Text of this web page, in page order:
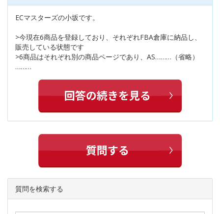
ECマスターズの小坂です。
>今現在6商品を登録しており、それぞれFBA倉庫に納品し、
販売している状態です
>6商品はそれぞれ別の商品ページであり、AS………（省略）
………
質問を検索する